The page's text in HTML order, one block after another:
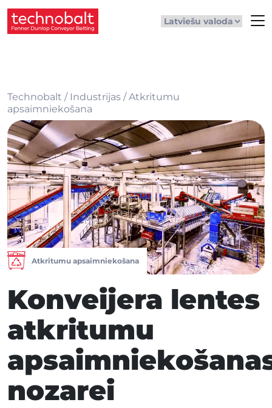
Technobalt / Industrijas /Atkritumu
apsaimniekošana
Atkritumu apsaimniekošana
Konveijera lentes
atkritumu
nozarei